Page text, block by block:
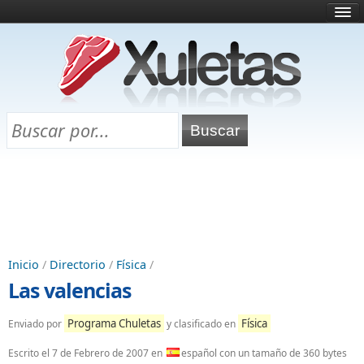
¿Qué es esto?
Directorio
Chuletas para exámenes
Inicio / Directorio / Física /
Las valencias
Enviado por Programa Chuletas y clasificado en Física
Escrito el 7 de Febrero de 2007en español con un tamaño de 360 bytes